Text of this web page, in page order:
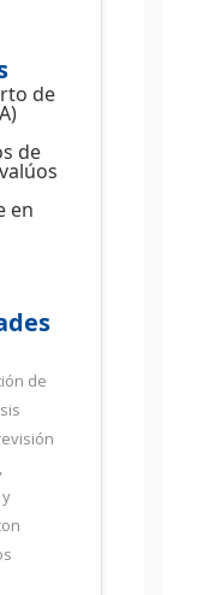
de
de
en
de